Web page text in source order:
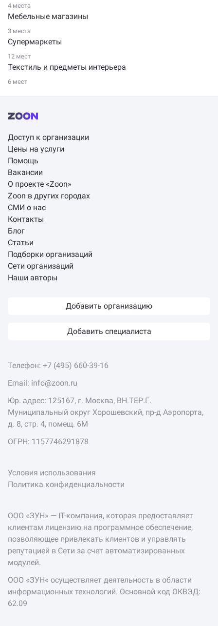
4 места
Мебельные магазины
3 места
Супермаркеты
12 мест
Текстиль и предметы интерьера
6 мест
Доступ к организации
Цены на услуги
Помощь
Вакансии
О проекте «Zoon»
Zoon в других городах
СМИ о нас
Контакты
Блог
Статьи
Подборки организаций
Сети организаций
Наши авторы
Добавить организацию
Добавить специалиста
Телефон: +7 (495) 660-39-16
Email: info@zoon.ru
Юр. адрес: 125167, г. Москва, ВН.ТЕР.Г.
Муниципальный округ Хорошевский, пр-д Аэропорта,
д. 8, стр. 4, помещ. 6М
ОГРН: 1157746291878
Условия использования
Политика конфиденциальности
ООО «ЗУН» — IT-компания, которая предоставляет
клиентам лицензию на программное обеспечение,
позволяющее привлекать клиентов и управлять
репутацией в Сети за счет автоматизированных
модулей.
ООО «ЗУН« осуществляет деятельность в области
информационных технологий. Основной код ОКВЭД:
62.09